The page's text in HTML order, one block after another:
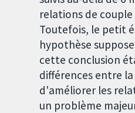
relations de
Toutefois, le petit
hypothèse
cette conclusion
différences entre
d'améliorer les
un problème